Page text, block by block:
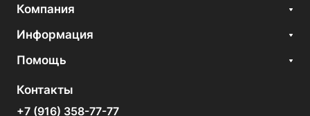
Компания
Информация
Помощь
Контакты
+7 (916) 358-77-77